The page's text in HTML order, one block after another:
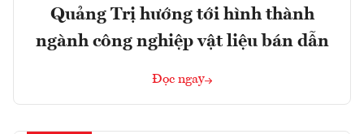
Quảng Trị hướng tới hình thành
ngành công nghiệp vật liệu bán dẫn
Đọc ngay